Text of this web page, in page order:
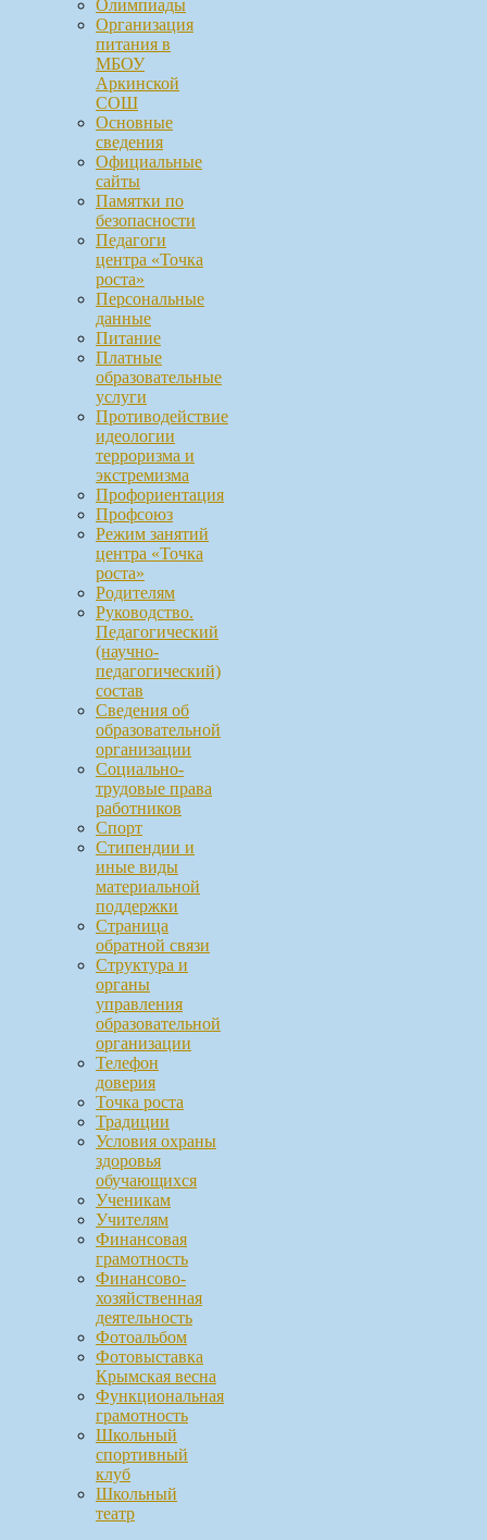
Олимпиады
Организация
питания в
МБОУ
Аркинской
СОШ
Основные
сведения
Официальные
сайты
Памятки по
безопасности
Педагоги
центра «Точка
роста»
Персональные
данные
Питание
Платные
образовательные
услуги
Противодействие
идеологии
терроризма и
экстремизма
Профориентация
Профсоюз
Режим занятий
центра «Точка
роста»
Родителям
Руководство.
Педагогический
(научно-
педагогический)
состав
Сведения об
образовательной
организации
Социально-
трудовые права
работников
Спорт
Стипендии и
иные виды
материальной
поддержки
Страница
обратной связи
Структура и
органы
управления
образовательной
организации
Телефон
доверия
Точка роста
Традиции
Условия охраны
здоровья
обучающихся
Ученикам
Учителям
Финансовая
грамотность
Финансово-
хозяйственная
деятельность
Фотоальбом
Фотовыставка
Крымская весна
Функциональная
грамотность
Школьный
спортивный
клуб
Школьный
театр